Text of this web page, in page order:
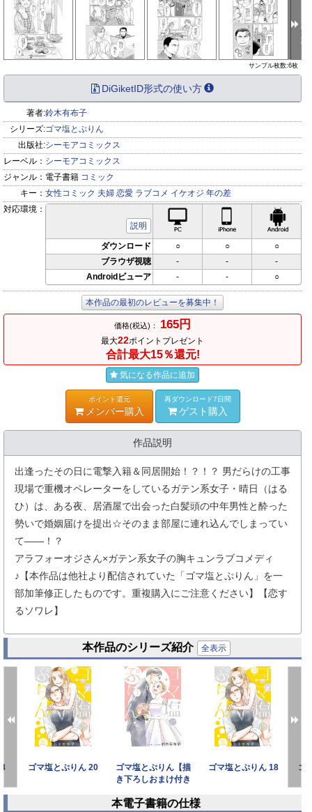
サンプル枚数:6枚
DiGiketID形式の使い方
著者:鈴木有布子
シリーズ:ゴマ塩とぷりん
出版社:シーモアコミックス
レーベル： シーモアコミックス
ジャンル： 電子書籍 コミック
キー： 女性コミック 夫婦 恋愛 ラブコメ イケオジ 年の差
対応環境：
説明
iPhone対応
ダウンロード ○ ○
○
ブラウザ視聴
- -
-
Androidビューア
- - ○
本作品の最初のレビューを募集中！
価格(税込)： 165円
最大22ポイントプレゼント
合計最大15％還元!
気になる作品に追加
ポイント還元
メンバー購入
再ダウンロード7日間
ゲスト購入
作品説明
出逢ったその日に電撃入籍＆同居開始！？！？ 男だらけの工事
現場で重機オペレーターをしているガテン系女子・晴日（はる
ひ）は、ある夜、居酒屋で出会った白髪頭の中年男性と酔った
勢いで婚姻届けを提出☆そのまま部屋に連れ込んでしまってい
て――！？
アラフォーオジさん×ガテン系女子の胸キュンラブコメディ
♪【本作品は他社より配信されていた「ゴマ塩とぷりん」を一
部加筆修正したものです。重複購入にご注意ください】【恋す
るソワレ】
本作品のシリーズ紹介 全表示
ゴマ塩とぷりん 20
ゴマ塩とぷりん【描
き下ろしおまけ付き
ゴマ塩とぷりん 18 ゴ
prev next
本電子書籍の仕様